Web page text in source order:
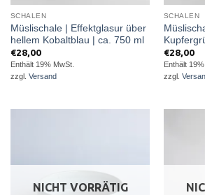
SCHALEN
Müslischale | Effektglasur über
hellem Kobaltblau | ca. 750 ml
€28,00
Enthält 19% MwSt.
zzgl. Versand
SCHALEN
€28,00
Enthält 19%
zzgl.
NICHT VORRÄTIG